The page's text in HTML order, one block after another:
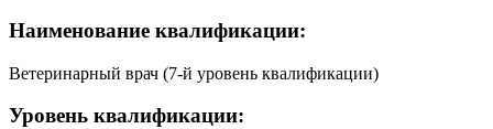
Наименование квалификации:
Ветеринарный врач (7-й уровень квалификации)
Уровень квалификации: